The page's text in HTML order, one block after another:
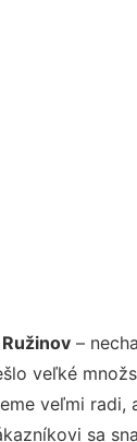
–
veľké
veľmi radi,
sa